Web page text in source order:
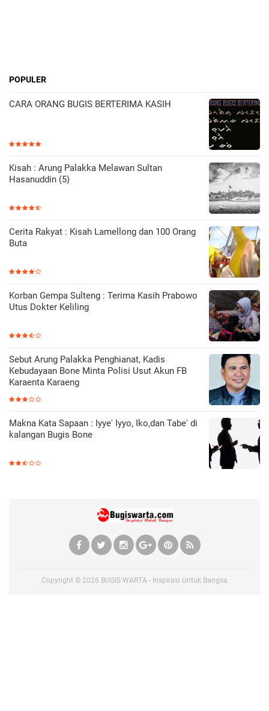
POPULER
CARA ORANG BUGIS BERTERIMA KASIH
Kisah : Arung Palakka Melawan Sultan
Hasanuddin (5)
Cerita Rakyat : Kisah Lamellong dan 100 Orang
Buta
Korban Gempa Sulteng : Terima Kasih Prabowo
Utus Dokter Keliling
Sebut Arung Palakka Penghianat, Kadis
Kebudayaan Bone Minta Polisi Usut Akun FB
Karaenta Karaeng
Makna Kata Sapaan : Iyye' Iyyo, Iko,dan Tabe' di
kalangan Bugis Bone
Copyright © 2026 BUGIS WARTA - Inspirasi Untuk Bangsa